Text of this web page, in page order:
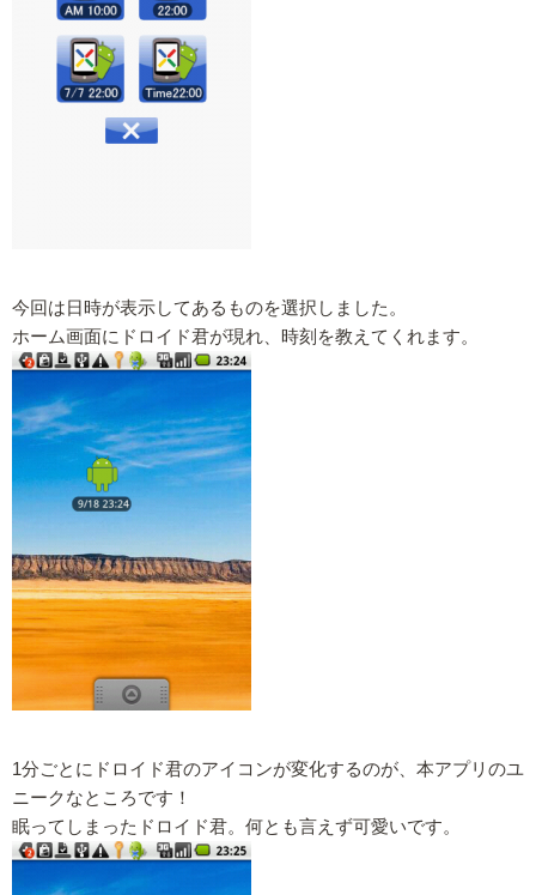
今回は日時が表示してあるものを選択しました。
ホーム画面にドロイド君が現れ、時刻を教えてくれます。
1分ごとにドロイド君のアイコンが変化するのが、本アプリのユ
ニークなところです！
眠ってしまったドロイド君。何とも言えず可愛いです。